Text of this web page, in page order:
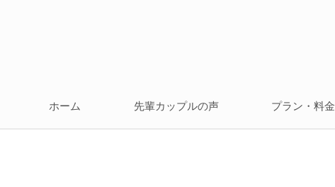
ホーム 先輩カップルの声 プラン・料金